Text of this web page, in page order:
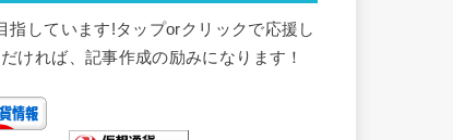
指しています!タップorクリックで応援し
ければ、記事作成の励みになります！